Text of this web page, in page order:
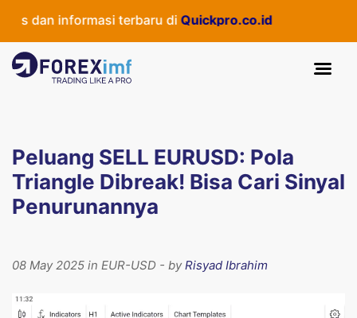
dan informasi terbaru diQuickpro.co.id
Peluang SELL EURUSD: Pola
Triangle Dibreak! Bisa Cari Sinyal
Penurunannya
08 May 2025 in EUR-USD - byRisyad Ibrahim